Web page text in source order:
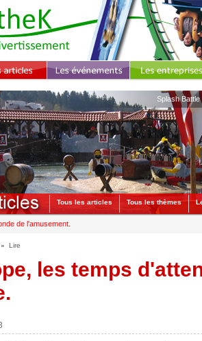
Splash
Tous les articles Tous les thèmes
de l'amusement.
Lire
les temps